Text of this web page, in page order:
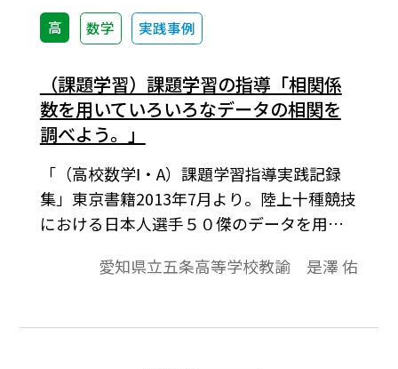
高 数学 実践事例
（課題学習）課題学習の指導「相関係
数を用いていろいろなデータの相関を
調べよう。」
「（高校数学Ⅰ・A）課題学習指導実践記録
集」東京書籍2013年7月より。陸上十種競技
における日本人選手５０傑のデータを用
その傾向を調べ，相関係数を求める。
愛知県立五条高等学校教諭 是澤 佑